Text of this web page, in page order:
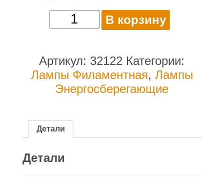
Количество
товара
филам.
Gauss
Filament
свеча
220B
св.свеч.бел.нейт.
В корзину
Артикул: 32122 Категории:
Лампы Филаментная, Лампы
Энергосберегающие
Детали
Детали